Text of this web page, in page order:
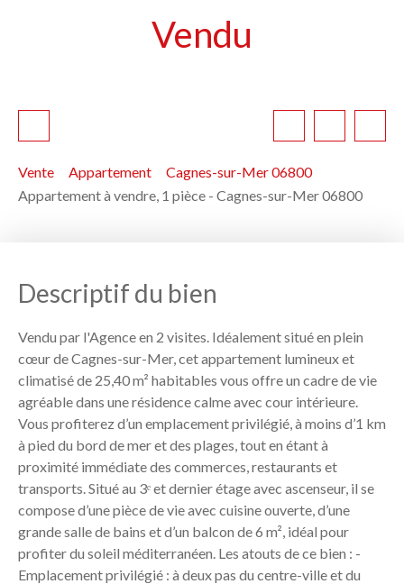
Vendu
Vente Appartement
Cagnes-sur-Mer 06800
Appartement à vendre, 1 pièce - Cagnes-sur-Mer 06800
Descriptif du bien
Vendu par l'Agence en 2 visites. Idéalement situé en plein
cœur de Cagnes-sur-Mer, cet appartement lumineux et
climatisé de 25,40 m² habitables vous offre un cadre de vie
agréable dans une résidence calme avec cour intérieure.
Vous profiterez d’un emplacement privilégié, à moins d’1 km
à pied du bord de mer et des plages, tout en étant à
proximité immédiate des commerces, restaurants et
transports. Situé au 3ᵉ et dernier étage avec ascenseur, il se
compose d’une pièce de vie avec cuisine ouverte, d’une
grande salle de bains et d’un balcon de 6 m², idéal pour
profiter du soleil méditerranéen. Les atouts de ce bien : -
Emplacement privilégié : à deux pas du centre-ville et du